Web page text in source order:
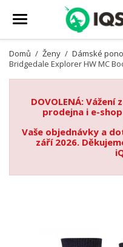
Domů Ženy Dámské
Bridgedale Explorer HW MC
DOVOLENÁ:
prodejna i e-
Vaše objednávky a
září 2026.